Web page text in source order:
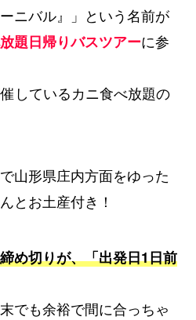
ニバル』」という名前が
題日帰りバスツアーに参
しているカニ食べ放題の
山形県庄内方面をゆった
とお土産付き！
め切りが、「出発日1日前
でも余裕で間に合っちゃ